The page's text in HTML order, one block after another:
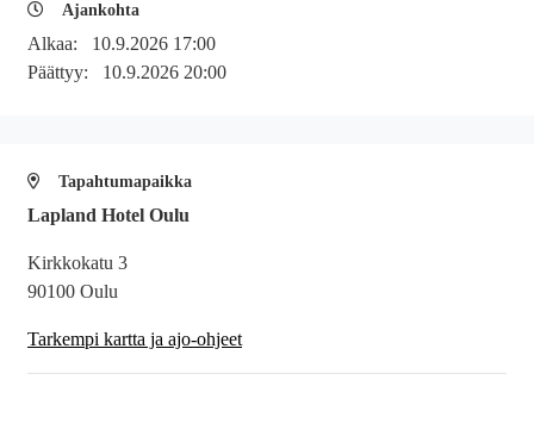
Ajankohta
Alkaa: 10.9.2026 17:00
Päättyy: 10.9.2026 20:00
Tapahtumapaikka
Lapland Hotel Oulu
Kirkkokatu 3
90100 Oulu
Tarkempi kartta ja ajo-ohjeet